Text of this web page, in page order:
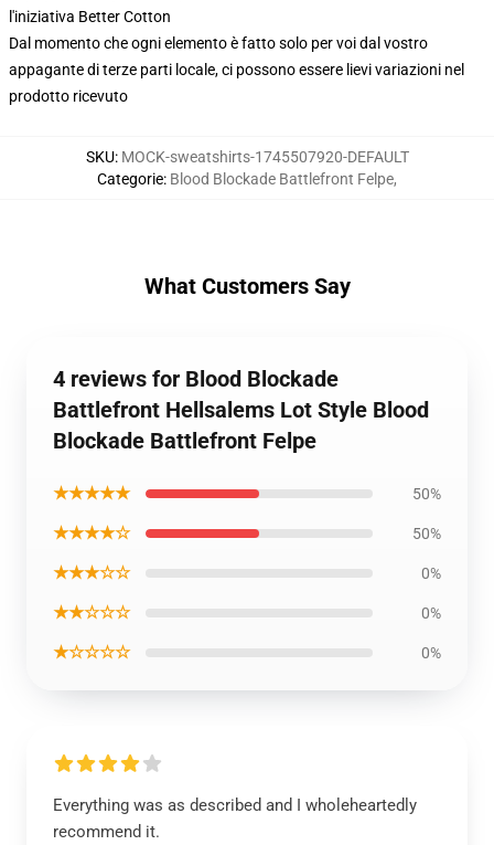
l'iniziativa Better Cotton
Dal momento che ogni elemento è fatto solo per voi dal vostro
appagante di terze parti locale, ci possono essere lievi variazioni nel
prodotto ricevuto
SKU: MOCK-sweatshirts-1745507920-DEFAULT
Categorie: Blood Blockade Battlefront Felpe,
What Customers Say
4 reviews for Blood Blockade
Battlefront Hellsalems Lot Style Blood
Blockade Battlefront Felpe
★★★★★ 50%
★★★★☆ 50%
★★★☆☆ 0%
★★☆☆☆ 0%
★☆☆☆☆ 0%
Everything was as described and I wholeheartedly
recommend it.